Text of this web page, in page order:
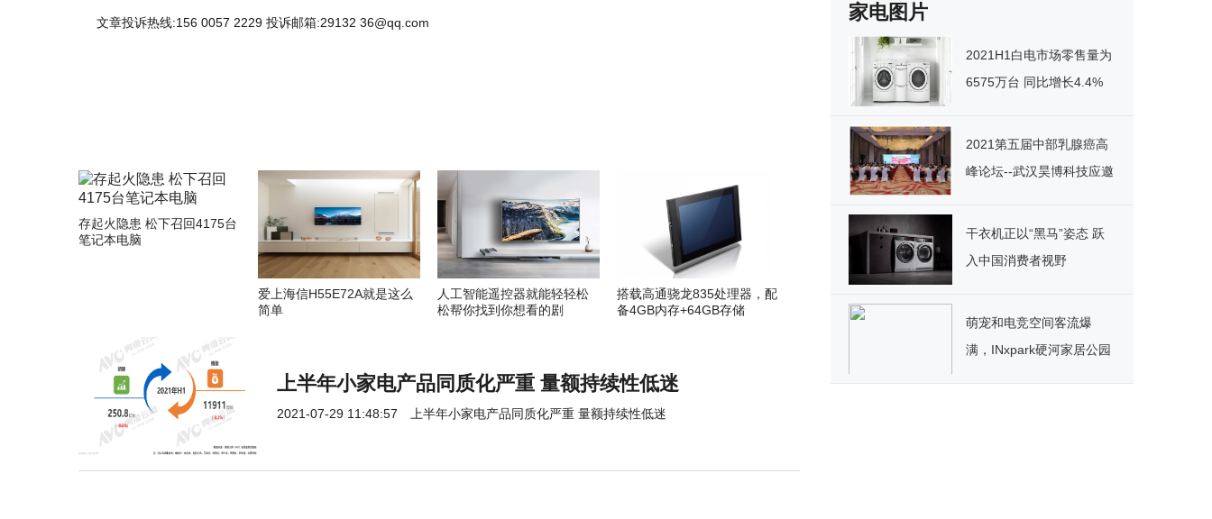
文章投诉热线:156 0057 2229 投诉邮箱:29132 36@qq.com
存起火隐患 松下召回4175台
笔记本电脑
爱上海信H55E72A就是这么
简单
人工智能遥控器就能轻轻松
松帮你找到你想看的剧
搭载高通骁龙835处理器，配
备4GB内存+64GB存储
上半年小家电产品同质化严重 量额持续性低迷
2021-07-29 11:48:57 上半年小家电产品同质化严重 量额持续性低迷
家电图片
2021H1白电市场零售量为
6575万台 同比增长4.4%
2021第五届中部乳腺癌高
峰论坛--武汉昊博科技应邀
干衣机正以“黑马”姿态 跃
入中国消费者视野
萌宠和电竞空间客流爆
满，INxpark硬河家居公园